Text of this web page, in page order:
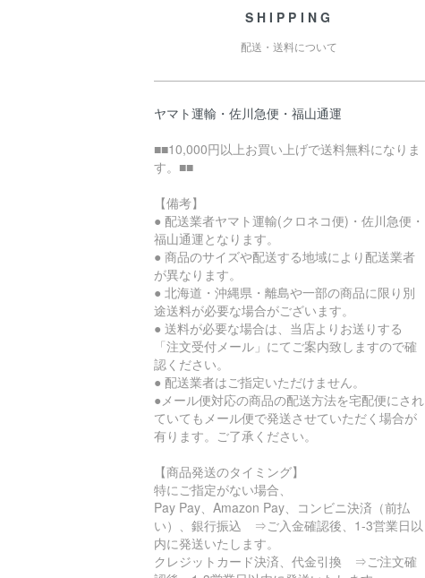
SHIPPING
配送・送料について
ヤマト運輸・佐川急便・福山通運
■■10,000円以上お買い上げで送料無料になりま
す。■■
【備考】
● 配送業者ヤマト運輸(クロネコ便)・佐川急便・
福山通運となります。
● 商品のサイズや配送する地域により配送業者
が異なります。
● 北海道・沖縄県・離島や一部の商品に限り別
途送料が必要な場合がございます。
● 送料が必要な場合は、当店よりお送りする
「注文受付メール」にてご案内致しますので確
認ください。
● 配送業者はご指定いただけません。
●メール便対応の商品の配送方法を宅配便にされ
ていてもメール便で発送させていただく場合が
有ります。ご了承ください。
【商品発送のタイミング】
特にご指定がない場合、
Pay Pay、Amazon Pay、コンビニ決済（前払
い）、銀行振込 ⇒ご入金確認後、1-3営業日以
内に発送いたします。
クレジットカード決済、代金引換 ⇒ご注文確